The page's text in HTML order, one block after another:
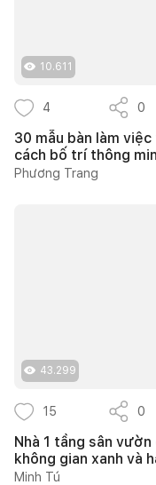
10.611
4 0
30 mẫu bàn làm
cách bố trí thông
Phương Trang
43.299
15 0
Nhà 1 tầng sân
không gian xanh và
Minh Tú